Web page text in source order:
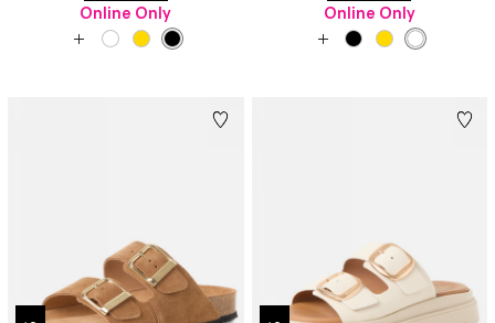
Online Only
צבע
TAUPE
TAUPE
GOLD
BLACKעוד
Online Only
צבע
BLACK
BLACK
GOLD
TAUPEעוד